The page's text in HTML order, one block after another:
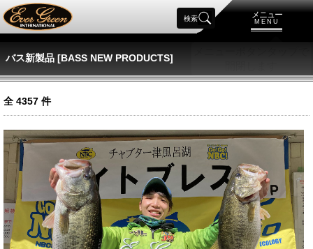
メニュー
MENU
検索
バス新製品 [BASS NEW PRODUCTS]
全 4357 件